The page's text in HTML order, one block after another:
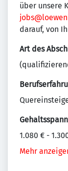
über unsere
darauf, von
Art des
1.080 € -
Mehr